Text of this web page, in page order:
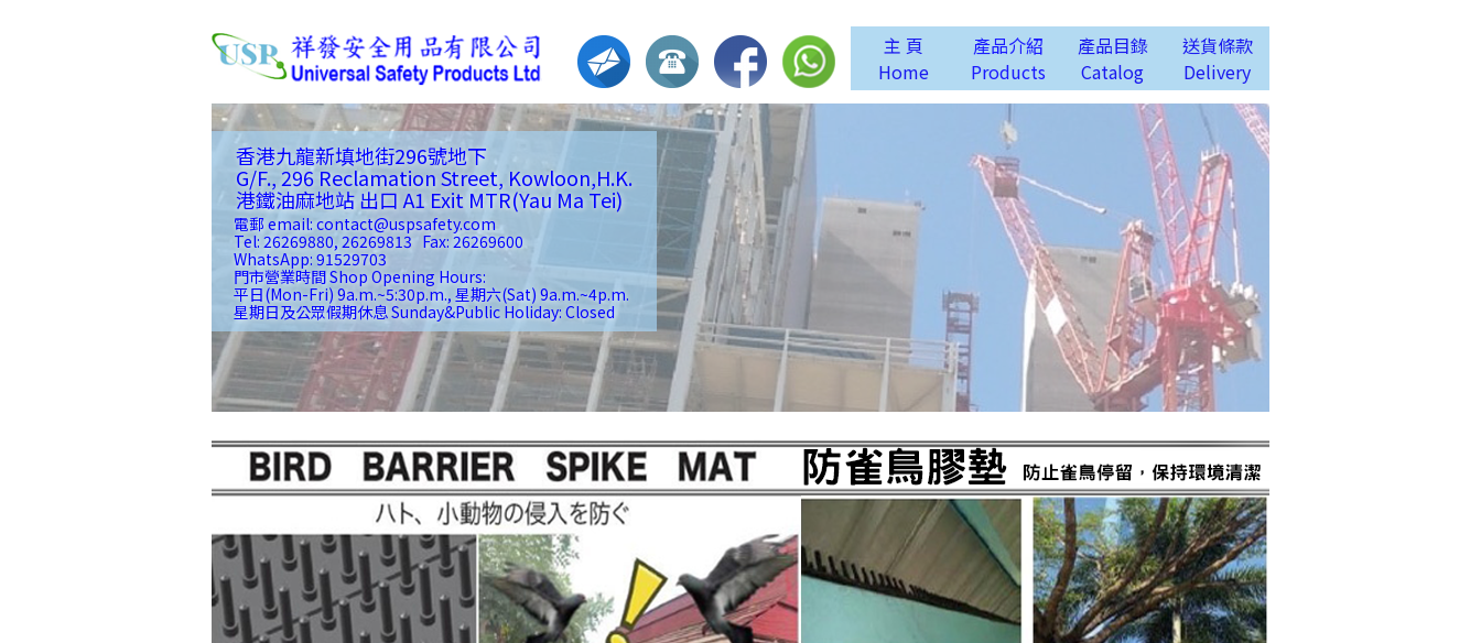
主 頁
Home
產品介紹
Products
產品目錄
Catalog
送貨條款
Delivery
香港九龍新填地街296號地下
G/F., 296 Reclamation Street, Kowloon,H.K.
港鐵油麻地站 出口 A1 Exit MTR(Yau Ma Tei)
電郵 email: contact@uspsafety.com
Tel: 26269880, 26269813 Fax: 26269600
WhatsApp: 91529703
門市營業時間 Shop Opening Hours:
平日(Mon-Fri) 9a.m.~5:30p.m., 星期六(Sat) 9a.m.~4p.m.
星期日及公眾假期休息 Sunday&Public Holiday: Closed